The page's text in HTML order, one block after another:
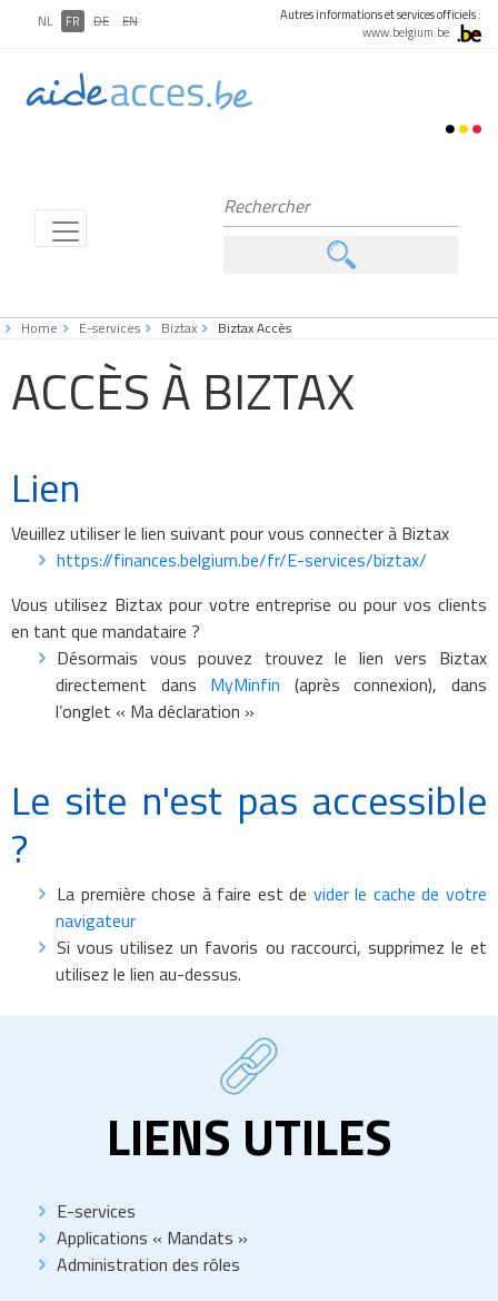
NL FR DE EN
Autres informations et services officiels :
www.belgium.be
Home E-services Biztax Biztax Accès
ACCÈS À BIZTAX
Lien
Veuillez utiliser le lien suivant pour vous connecter à Biztax
https://finances.belgium.be/fr/E-services/biztax/
Vous utilisez Biztax pour votre entreprise ou pour vos clients
en tant que mandataire ?
Désormais vous pouvez trouvez le lien vers Biztax
directement dans MyMinfin (après connexion), dans
l’onglet « Ma déclaration »
Le site n'est pas accessible
?
La première chose à faire est de vider le cache de votre
navigateur
Si vous utilisez un favoris ou raccourci, supprimez le et
utilisez le lien au-dessus.
LIENS UTILES
E-services
Applications « Mandats »
Administration des rôles